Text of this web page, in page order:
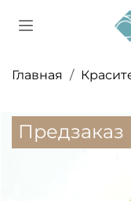
Главная
Предзаказ